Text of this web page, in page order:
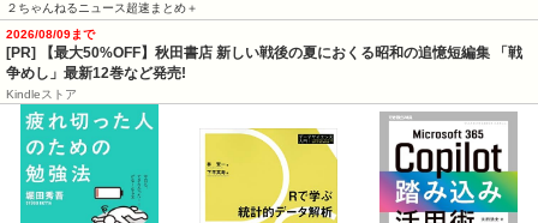
２ちゃんねるニュース超速まとめ＋
2026/08/09まで
[PR] 【最大50%OFF】秋田書店 新しい戦後の夏におくる昭和の追憶短編集 「戦
争めし」最新12巻など発売!
Kindleストア